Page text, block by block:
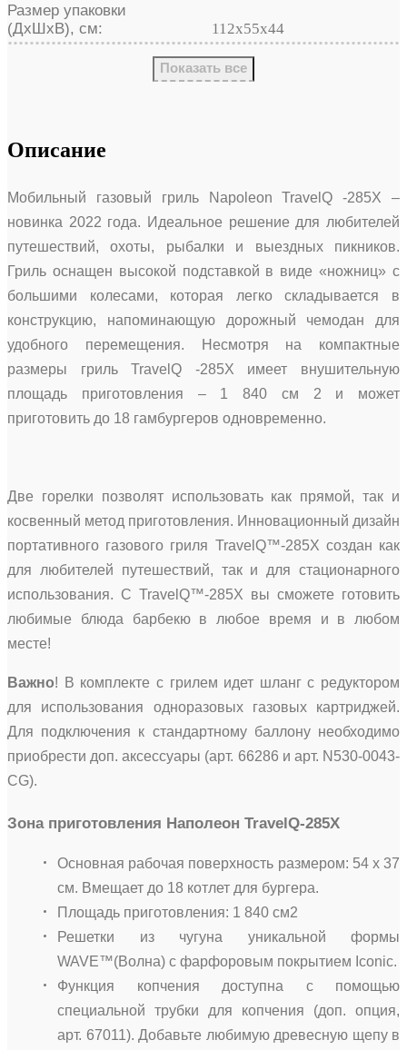
Размер упаковки
(ДхШхВ), см:
112х55х44
Показать все
Описание
Мобильный газовый гриль Napoleon TravelQ -285X –
новинка 2022 года. Идеальное решение для любителей
путешествий, охоты, рыбалки и выездных пикников.
Гриль оснащен высокой подставкой в виде «ножниц» с
большими колесами, которая легко складывается в
конструкцию, напоминающую дорожный чемодан для
удобного перемещения. Несмотря на компактные
размеры гриль TravelQ -285X имеет внушительную
площадь приготовления – 1 840 см 2 и может
приготовить до 18 гамбургеров одновременно.
Две горелки позволят использовать как прямой, так и
косвенный метод приготовления. Инновационный дизайн
портативного газового гриля TravelQ™-285X создан как
для любителей путешествий, так и для стационарного
использования. С TravelQ™-285X вы сможете готовить
любимые блюда барбекю в любое время и в любом
месте!
Важно! В комплекте с грилем идет шланг с редуктором
для использования одноразовых газовых картриджей.
Для подключения к стандартному баллону необходимо
приобрести доп. аксессуары (арт. 66286 и арт. N530-0043-
CG).
Зона приготовления Наполеон TravelQ-285X
Основная рабочая поверхность размером: 54 х 37
см. Вмещает до 18 котлет для бургера.
Площадь приготовления: 1 840 см2
Решетки из чугуна уникальной формы
WAVE™(Волна) с фарфоровым покрытием Iconic.
Функция копчения доступна с помощью
специальной трубки для копчения (доп. опция,
арт. 67011). Добавьте любимую древесную щепу в